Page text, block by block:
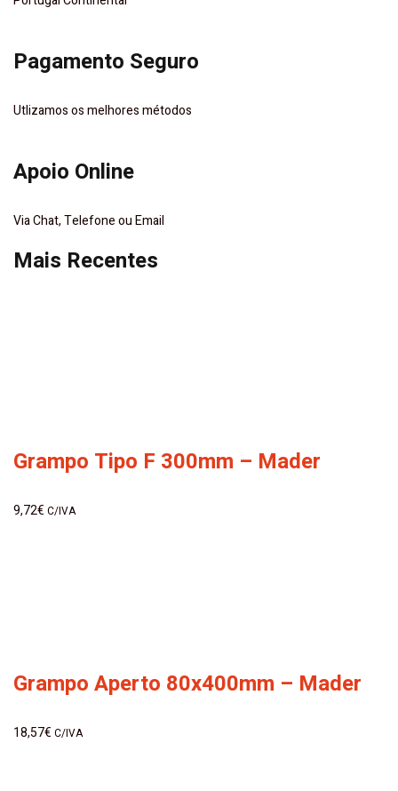
Pagamento Seguro
Utlizamos os melhores métodos
Apoio Online
Via Chat, Telefone ou Email
Mais Recentes
Grampo Tipo F 300mm – Mader
9,72€ C/IVA
Grampo Aperto 80x400mm – Mader
18,57€ C/IVA